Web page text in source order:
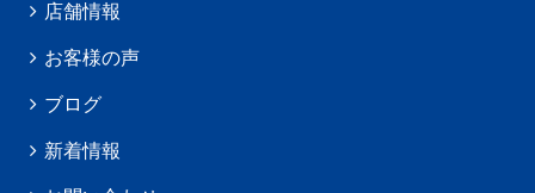
店舗情報
お客様の声
ブログ
新着情報